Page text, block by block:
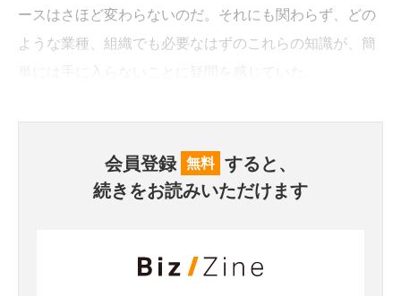
ースはさほど変わらないのだ。それにも関わらず、どの
ような業種、組織でも必要なはずのこれらの知識が、簡
会員登録 無料 すると、
続きをお読みいただけます